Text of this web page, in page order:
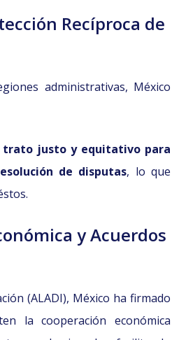
Recíproca de
administrativas, México
justo y equitativo para
de disputas, lo que
y Acuerdos
(ALADI), México ha firmado
la cooperación económica